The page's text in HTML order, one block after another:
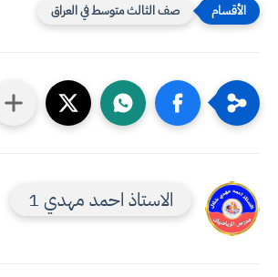
صف الثالث متوسط في العراق
الاستاذ احمد مهدي 1